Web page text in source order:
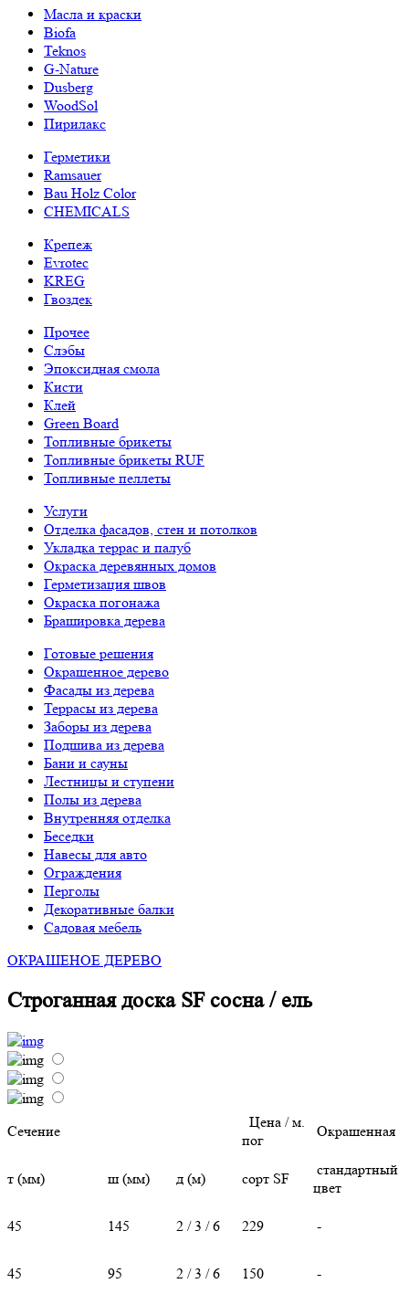
Масла и краски
Biofa
Teknos
G-Nature
Dusberg
WoodSol
Пирилакс
Герметики
Ramsauer
Bau Holz Color
CHEMICALS
Крепеж
Evrotec
KREG
Гвоздек
Прочее
Слэбы
Эпоксидная смола
Кисти
Клей
Green Board
Топливные брикеты
Топливные брикеты RUF
Топливные пеллеты
Услуги
Отделка фасадов, стен и потолков
Укладка террас и палуб
Окраска деревянных домов
Герметизация швов
Окраска погонажа
Брашировка дерева
Готовые решения
Окрашенное дерево
Фасады из дерева
Террасы из дерева
Заборы из дерева
Подшива из дерева
Бани и сауны
Лестницы и ступени
Полы из дерева
Внутренняя отделка
Беседки
Навесы для авто
Ограждения
Перголы
Декоративные балки
Садовая мебель
ОКРАШЕНОЕ ДЕРЕВО
Строганная доска SF сосна / ель
Сечение
Цена / м.
пог
Окрашенная
т (мм) ш (мм) д (м) сорт SF
стандартный
цвет
45 145 2 / 3 / 6 229 -
45 95 2 / 3 / 6 150 -